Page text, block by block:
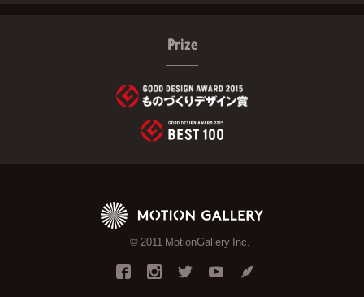
Prize
© 2011 MotionGallery Inc.